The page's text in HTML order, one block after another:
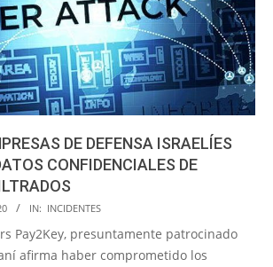
DE DEFENSA ISRAELÍES
CONFIDENCIALES DE
IN: INCIDENTES
Pay2Key, presuntamente patrocinado
afirma haber comprometido los